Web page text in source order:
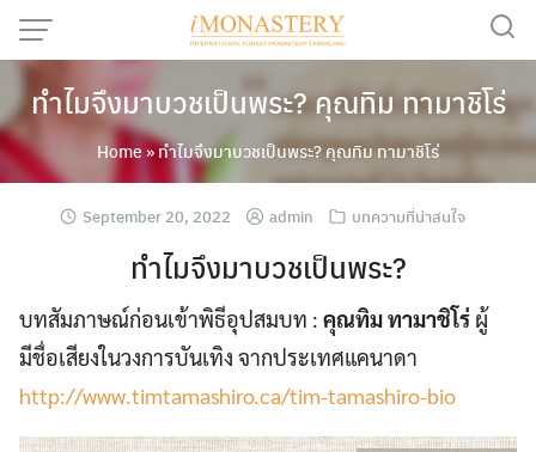
Skip
ทำไมจึงมาบวชเป็นพระ? คุณทิม ทามาชิโร่
Home»ทำไมจึงมาบวชเป็นพระ? คุณทิม ทามาชิโร่
September 20, 2022 admin บทความที่น่าสนใจ
ทำไมจึงมาบวชเป็นพระ?
บทสัมภาษณ์ก่อนเข้าพิธีอุปสมบท : คุณทิม ทามาชิโร่ ผู้
มีชื่อเสียงในวงการบันเทิง จากประเทศแคนาดา
http://www.timtamashiro.ca/tim-tamashiro-bio